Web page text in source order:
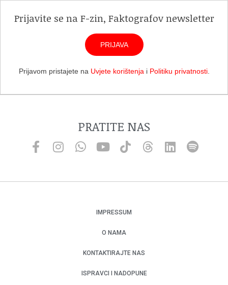
Prijavite se na F-zin, Faktografov newsletter
PRIJAVA
Prijavom pristajete na Uvjete korištenja i Politiku privatnosti.
PRATITE NAS
IMPRESSUM
O NAMA
KONTAKTIRAJTE NAS
ISPRAVCI I NADOPUNE